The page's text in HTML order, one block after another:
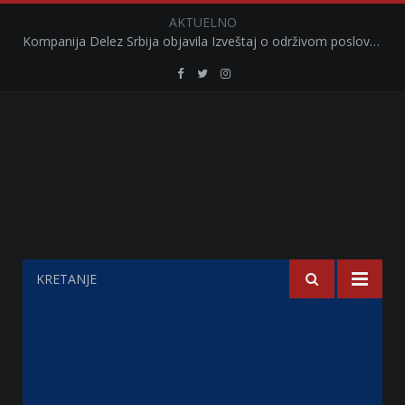
AKTUELNO
Kompanija Delez Srbija objavila Izveštaj o održivom poslovanju za 2025. godinu Briga o zajednici kroz program „Hrana za sve“ i edukaciju učenika
RetailRetailRetail
KRETANJE